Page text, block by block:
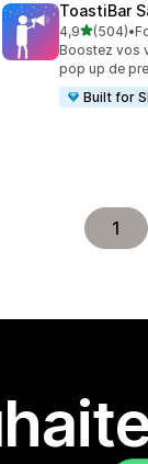
ToastiBar
4,9étoile(s)
(504)
504 avis au•
Boostez vos
pop up de
Built for
1